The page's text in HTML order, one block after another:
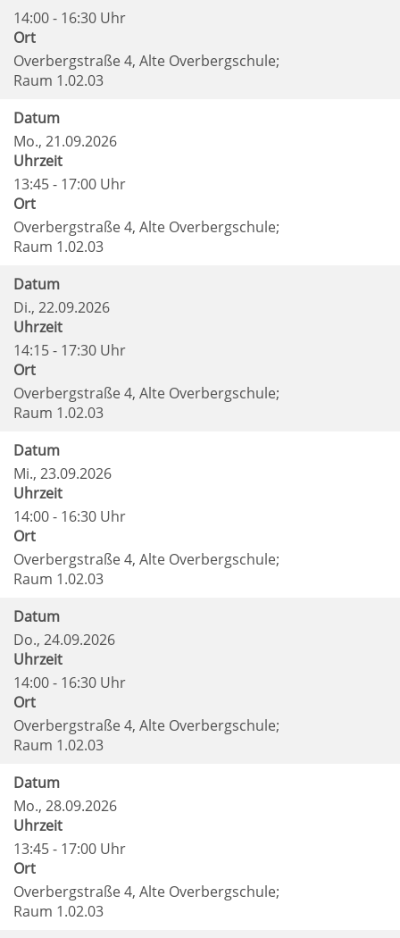
14:00 - 16:30 Uhr
Ort
Overbergstraße 4, Alte Overbergschule;
Raum 1.02.03
Datum
Mo., 21.09.2026
Uhrzeit
13:45 - 17:00 Uhr
Ort
Overbergstraße 4, Alte Overbergschule;
Raum 1.02.03
Datum
Di., 22.09.2026
Uhrzeit
14:15 - 17:30 Uhr
Ort
Overbergstraße 4, Alte Overbergschule;
Raum 1.02.03
Datum
Mi., 23.09.2026
Uhrzeit
14:00 - 16:30 Uhr
Ort
Overbergstraße 4, Alte Overbergschule;
Raum 1.02.03
Datum
Do., 24.09.2026
Uhrzeit
14:00 - 16:30 Uhr
Ort
Overbergstraße 4, Alte Overbergschule;
Raum 1.02.03
Datum
Mo., 28.09.2026
Uhrzeit
13:45 - 17:00 Uhr
Ort
Overbergstraße 4, Alte Overbergschule;
Raum 1.02.03